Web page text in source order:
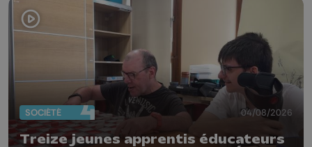
SOCIÉTÉ 04/08/2026
Treize jeunes apprentis éducateurs